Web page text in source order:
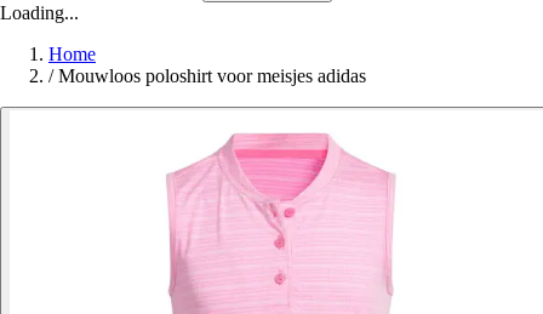
Loading...
Home
/ Mouwloos poloshirt voor meisjes adidas